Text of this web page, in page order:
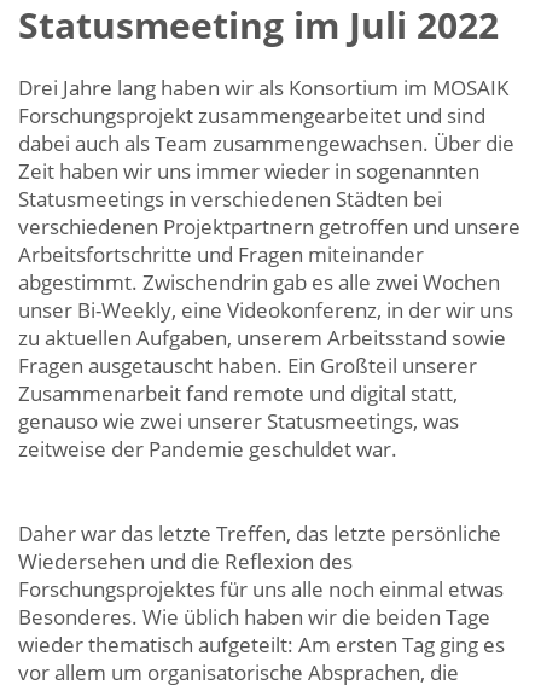
Statusmeeting im Juli 2022
Drei Jahre lang haben wir als Konsortium im MOSAIK
Forschungsprojekt zusammengearbeitet und sind
dabei auch als Team zusammengewachsen. Über die
Zeit haben wir uns immer wieder in sogenannten
Statusmeetings in verschiedenen Städten bei
verschiedenen Projektpartnern getroffen und unsere
Arbeitsfortschritte und Fragen miteinander
abgestimmt. Zwischendrin gab es alle zwei Wochen
unser Bi-Weekly, eine Videokonferenz, in der wir uns
zu aktuellen Aufgaben, unserem Arbeitsstand sowie
Fragen ausgetauscht haben. Ein Großteil unserer
Zusammenarbeit fand remote und digital statt,
genauso wie zwei unserer Statusmeetings, was
zeitweise der Pandemie geschuldet war.
Daher war das letzte Treffen, das letzte persönliche
Wiedersehen und die Reflexion des
Forschungsprojektes für uns alle noch einmal etwas
Besonderes. Wie üblich haben wir die beiden Tage
wieder thematisch aufgeteilt: Am ersten Tag ging es
vor allem um organisatorische Absprachen, die